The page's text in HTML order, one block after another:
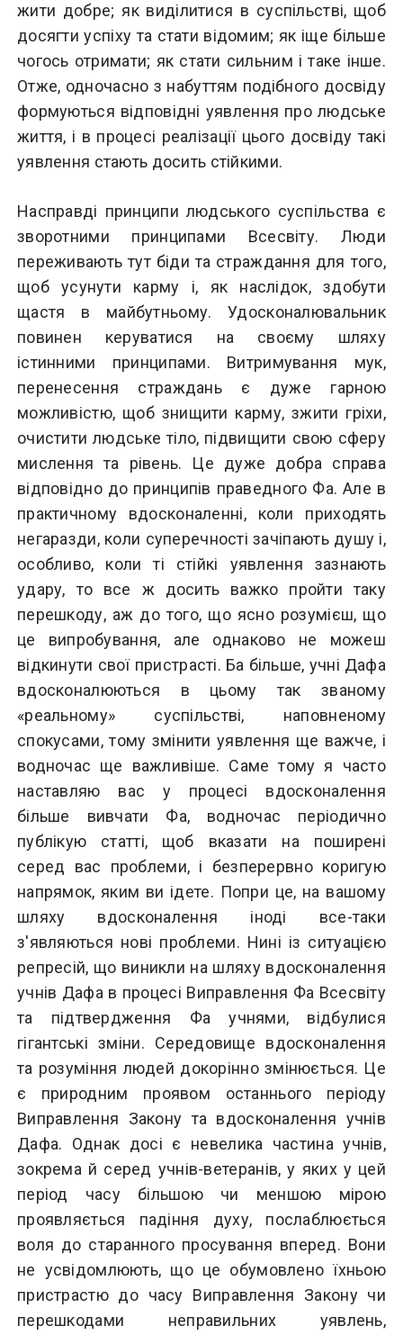
жити добре; як виділитися в суспільстві, щоб
досягти успіху та стати відомим; як іще більше
чогось отримати; як стати сильним і таке інше.
Отже, одночасно з набуттям подібного досвіду
формуються відповідні уявлення про людське
життя, і в процесі реалізації цього досвіду такі
уявлення стають досить стійкими.
Насправді принципи людського суспільства є
зворотними принципами Всесвіту. Люди
переживають тут біди та страждання для того,
щоб усунути карму і, як наслідок, здобути
щастя в майбутньому. Удосконалювальник
повинен керуватися на своєму шляху
істинними принципами. Витримування мук,
перенесення страждань є дуже гарною
можливістю, щоб знищити карму, зжити гріхи,
очистити людське тіло, підвищити свою сферу
мислення та рівень. Це дуже добра справа
відповідно до принципів праведного Фа. Але в
практичному вдосконаленні, коли приходять
негаразди, коли суперечності зачіпають душу і,
особливо, коли ті стійкі уявлення зазнають
удару, то все ж досить важко пройти таку
перешкоду, аж до того, що ясно розумієш, що
це випробування, але однаково не можеш
відкинути свої пристрасті. Ба більше, учні Дафа
вдосконалюються в цьому так званому
«реальному» суспільстві, наповненому
спокусами, тому змінити уявлення ще важче, і
водночас ще важливіше. Саме тому я часто
наставляю вас у процесі вдосконалення
більше вивчати Фа, водночас періодично
публікую статті, щоб вказати на поширені
серед вас проблеми, і безперервно коригую
напрямок, яким ви ідете. Попри це, на вашому
шляху вдосконалення іноді все-таки
з'являються нові проблеми. Нині із ситуацією
репресій, що виникли на шляху вдосконалення
учнів Дафа в процесі Виправлення Фа Всесвіту
та підтвердження Фа учнями, відбулися
гігантські зміни. Середовище вдосконалення
та розуміння людей докорінно змінюється. Це
є природним проявом останнього періоду
Виправлення Закону та вдосконалення учнів
Дафа. Однак досі є невелика частина учнів,
зокрема й серед учнів-ветеранів, у яких у цей
період часу більшою чи меншою мірою
проявляється падіння духу, послаблюється
воля до старанного просування вперед. Вони
не усвідомлюють, що це обумовлено їхньою
пристрастю до часу Виправлення Закону чи
перешкодами неправильних уявлень,